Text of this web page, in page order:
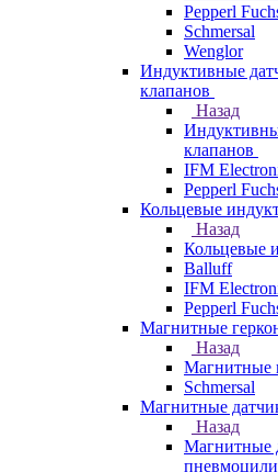
Pepperl
Schmersal
Wenglor
Индуктивные
клапанов
Назад
клапанов
IFM
Pepperl
Кольцевые
Назад
Кольцевые
Balluff
IFM
Pepperl
Магнитные
Назад
Магнитные
Schmersal
Магнитные
Назад
Магнитные